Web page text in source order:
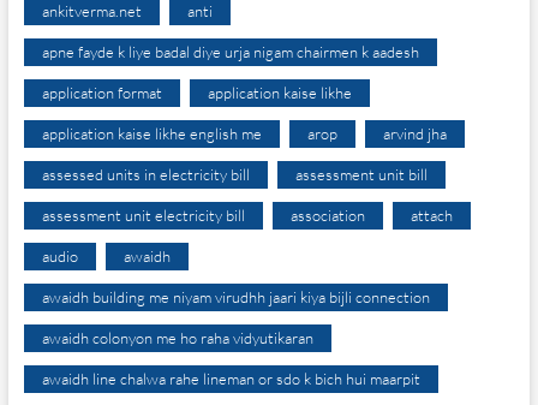
ankitverma.net anti
apne fayde k liye badal diye urja nigam chairmen k aadesh
application format application kaise likhe
application kaise likhe english me arop arvind jha
assessed units in electricity bill assessment unit bill
assessment unit electricity bill association attach
audio awaidh
awaidh building me niyam virudhh jaari kiya bijli connection
awaidh colonyon me ho raha vidyutikaran
awaidh line chalwa rahe lineman or sdo k bich hui maarpit